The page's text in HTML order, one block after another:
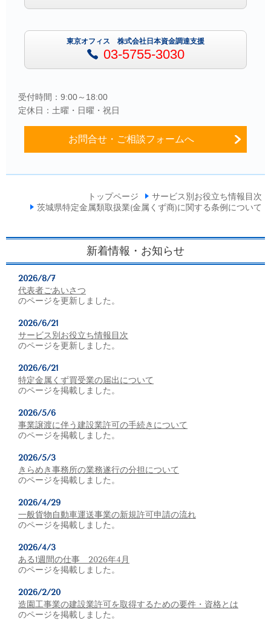
東京オフィス 株式会社日本資金調達支援
03-5755-3030
受付時間：9:00～18:00
定休日：土曜・日曜・祝日
お問合せ・ご相談フォームへ
トップページ
サービス別お役立ち情報目次
茨城県特定金属類取扱業(金属くず商)に関する条例について
新着情報・お知らせ
2026/8/7
代表者ごあいさつ
のページを更新しました。
2026/6/21
サービス別お役立ち情報目次
のページを更新しました。
2026/6/21
特定金属くず買受業の届出について
のページを掲載しました。
2026/5/6
事業譲渡に伴う建設業許可の手続きについて
のページを掲載しました。
2026/5/3
きらめき事務所の業務遂行の分担について
のページを掲載しました。
2026/4/29
一般貨物自動車運送事業の新規許可申請の流れ
のページを掲載しました。
2026/4/3
ある1週間の仕事 2026年4月
のページを掲載しました。
2026/2/20
造園工事業の建設業許可を取得するための要件・資格とは
のページを掲載しました。